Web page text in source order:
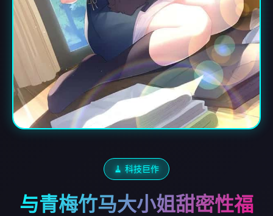
🧹 科技巨作
与青梅竹马大小姐甜密性福